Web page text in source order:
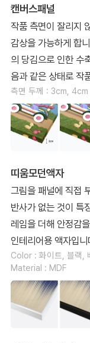
캔버스패널
작품 측면이 잘리지
감상을 가능하게 합
의 당김으로 인한 수
음과 같은 상태로 작
측면 두께 : 3cm, 4cm
띠움모던액자
그림을 패널에 직접
반사가 없는 것이 특
레임을 더해 안정감
인테리어용 액자입니
Color : 화이트, 블랙,
Material : MDF